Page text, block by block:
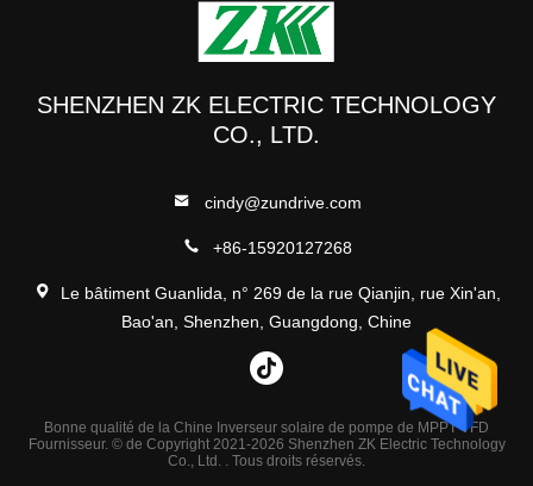
SHENZHEN ZK ELECTRIC TECHNOLOGY
CO., LTD.
cindy@zundrive.com
+86-15920127268
Le bâtiment Guanlida, n° 269 de la rue Qianjin, rue Xin'an,
Bao'an, Shenzhen, Guangdong, Chine
Bonne qualité de la Chine Inverseur solaire de pompe de MPPT VFD
Fournisseur. © de Copyright 2021-2026 Shenzhen ZK Electric Technology
Co., Ltd. . Tous droits réservés.